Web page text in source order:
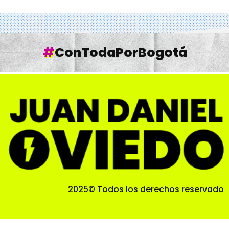
#ConTodaPorBogotá
2025© Todos los derechos reservado